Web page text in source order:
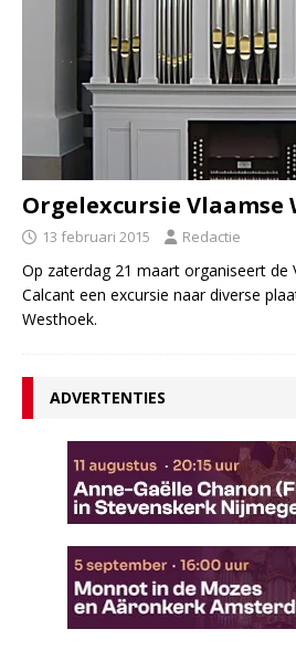
Orgelexcursie Vlaamse
13 februari 2015 Redactie
Op zaterdag 21 maart organiseert de
Calcant een excursie naar diverse
Westhoek.
ADVERTENTIES